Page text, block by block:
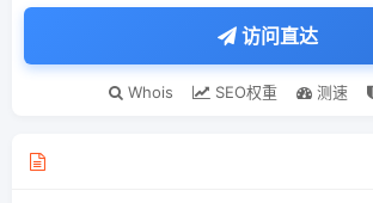
访问直达
Whois SEO权重 测速